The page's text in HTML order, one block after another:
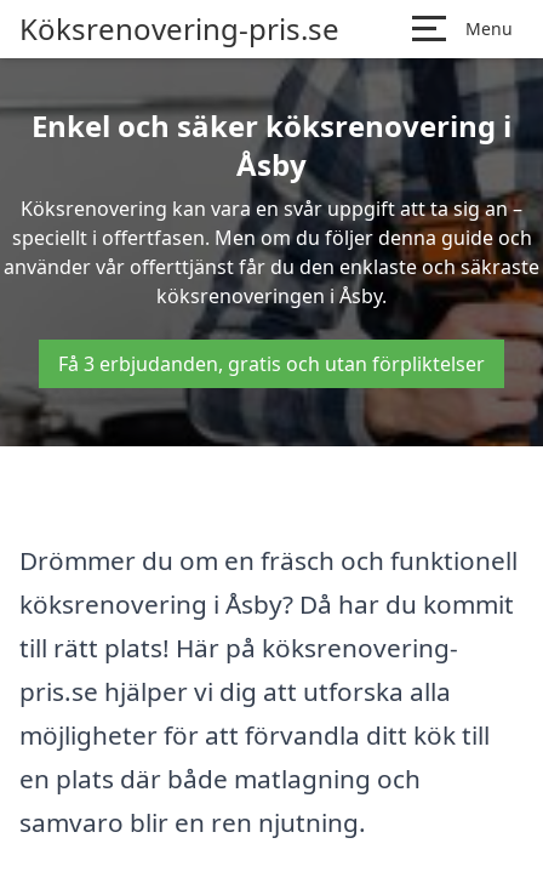
Köksrenovering-pris.se Menu
Enkel och säker köksrenovering i
Åsby
Köksrenovering kan vara en svår uppgift att ta sig an –
speciellt i offertfasen. Men om du följer denna guide och
använder vår offerttjänst får du den enklaste och säkraste
köksrenoveringen i Åsby.
Få 3 erbjudanden, gratis och utan förpliktelser
Drömmer du om en fräsch och funktionell
köksrenovering i Åsby? Då har du kommit
till rätt plats! Här på köksrenovering-
pris.se hjälper vi dig att utforska alla
möjligheter för att förvandla ditt kök till
en plats där både matlagning och
samvaro blir en ren njutning.